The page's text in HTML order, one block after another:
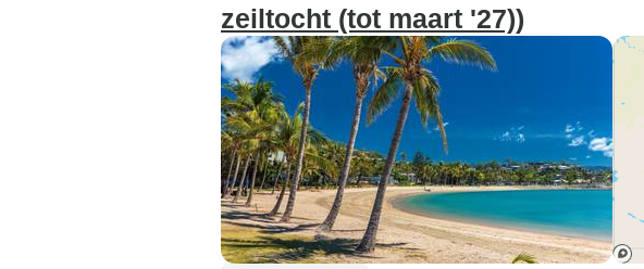
zeiltocht (tot maart '27))